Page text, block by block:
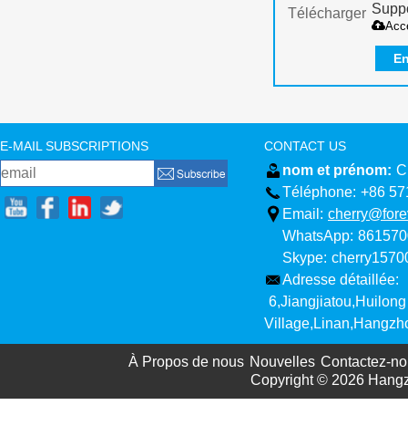
Télécharger
E-MAIL SUBSCRIPTIONS CONTACT US
nom et prénom:
Téléphone: +86
Email:
WhatsApp:
Skype:
Adresse détaillée:
6,Jiangjiatou,Huilong
À Propos de nous Nouvelles Contactez-
Copyright © 2026